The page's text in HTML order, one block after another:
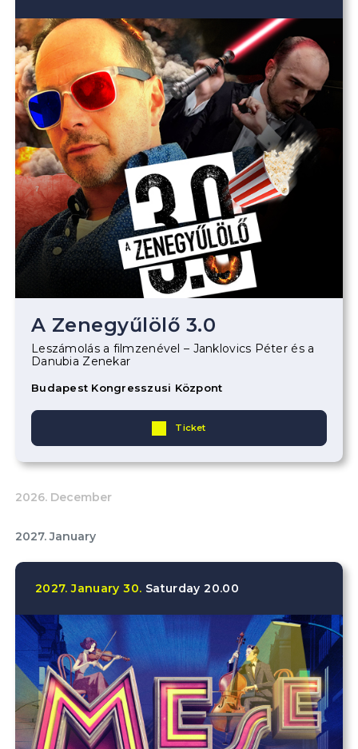
A Zenegyűlölő 3.0
Leszámolás a filmzenével – Janklovics Péter és a
Danubia Zenekar
Budapest Kongresszusi Központ
Ticket
2026. December
2027. January
2027. January 30. Saturday 20.00